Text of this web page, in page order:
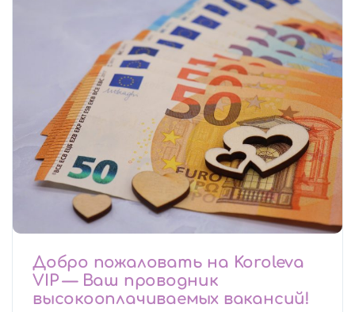
Добро пожаловать на Koroleva
VIP — Ваш проводник
высокооплачиваемых вакансий!